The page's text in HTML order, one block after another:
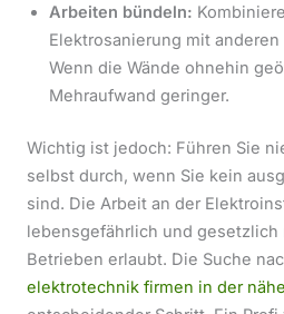
Arbeiten bündeln:
Elektrosanierung mit
Wenn die Wände ohnehin
Mehraufwand geringer.
Wichtig ist jedoch: Führen Sie
selbst durch, wenn Sie kein
sind. Die Arbeit an der
lebensgefährlich und
Betrieben erlaubt. Die Suche
elektrotechnik firmen in der nähe